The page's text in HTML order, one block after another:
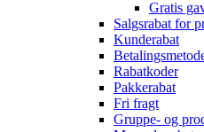
Gratis
Salgsrabat for
Kunderabat
Rabatkoder
Pakkerabat
Fri fragt
Gruppe- og